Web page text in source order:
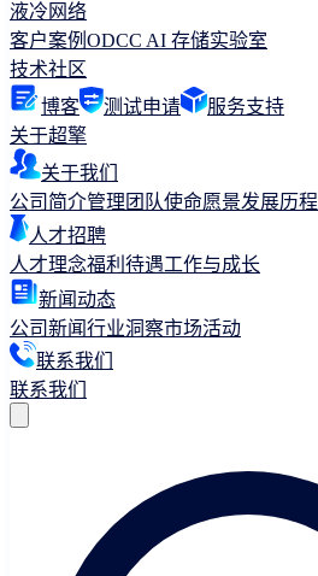
液冷网络
客户案例 ODCC AI 存储实验室
技术社区
博客
测试申请
服务支持
关于超擎
关于我们
公司简介管理团队使命愿景发展历程
人才招聘
人才理念福利待遇工作与成长
新闻动态
公司新闻行业洞察市场活动
联系我们
联系我们